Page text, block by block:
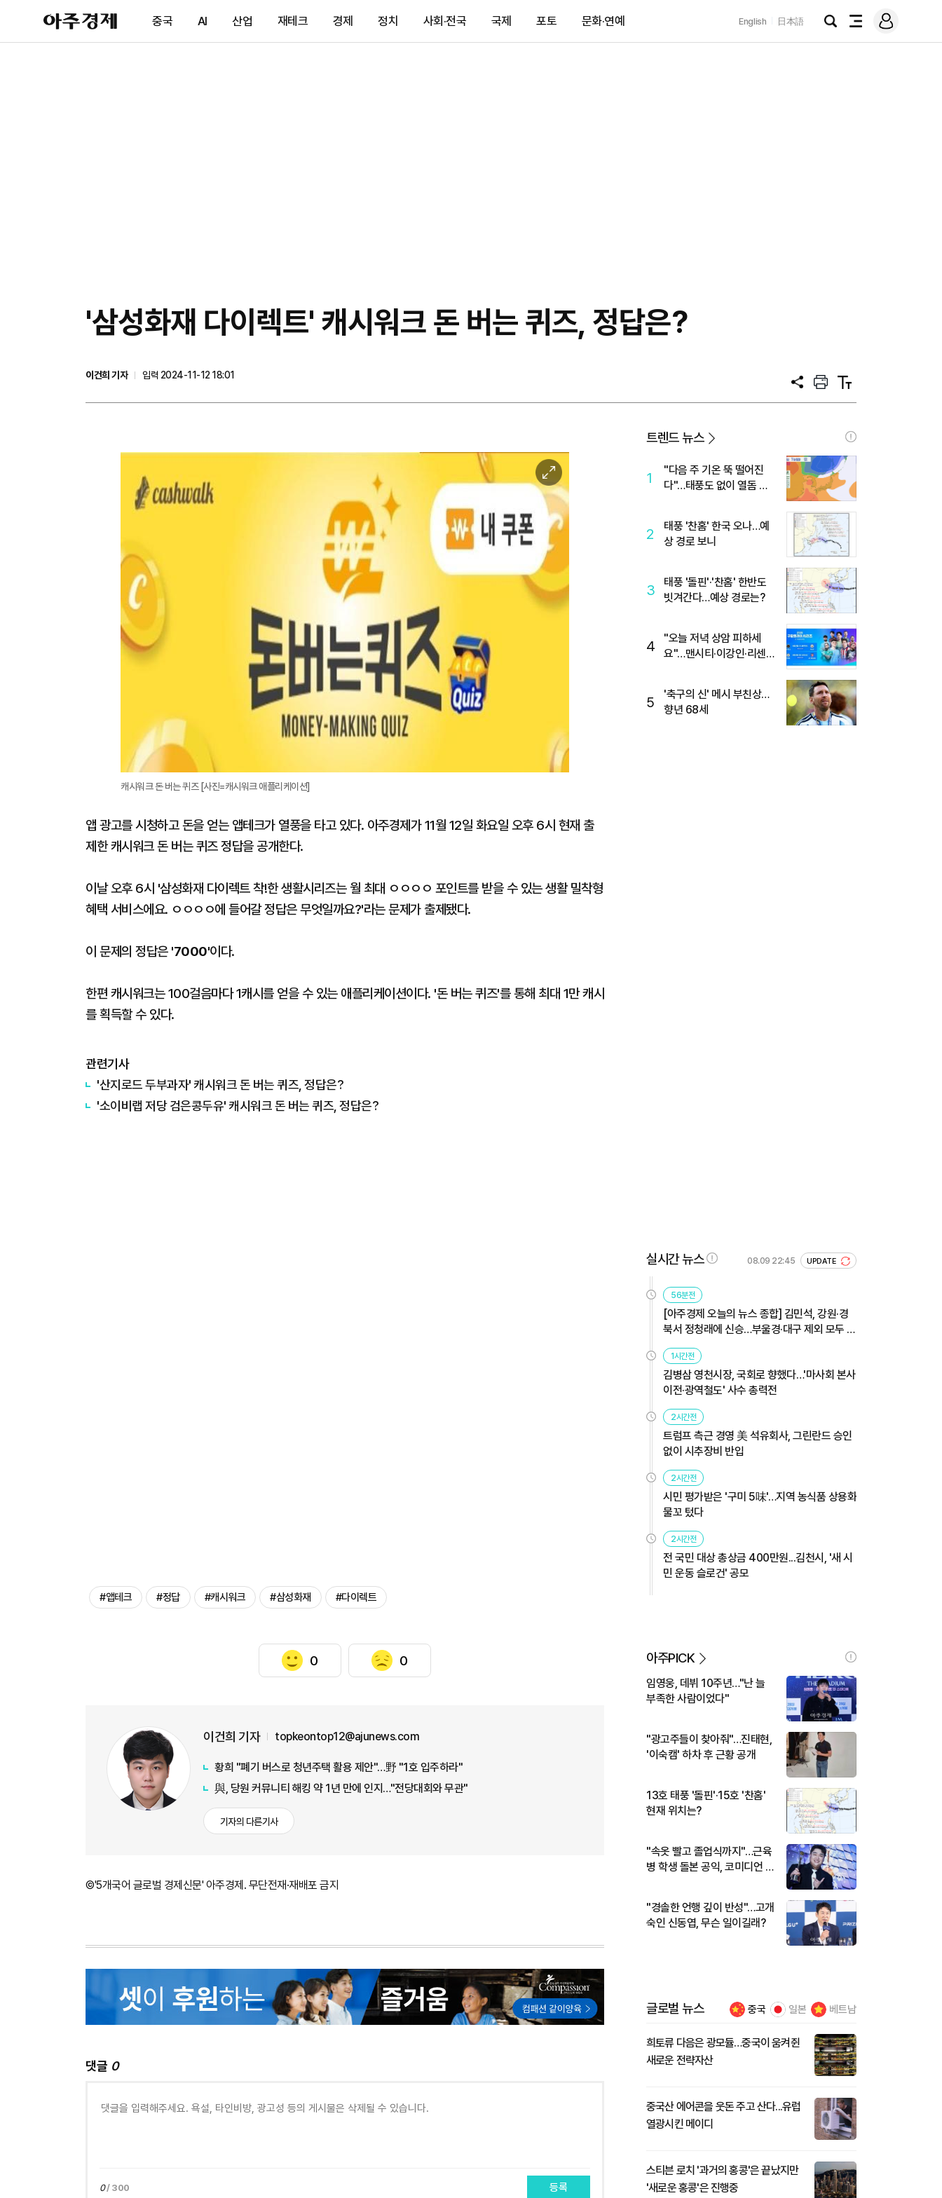
아
주
제
중국 AI 산업 재테크 경제 정치 사회·전국 국제 포토 문화·연예 English 日本語
검
전
메
그
'삼성화재 다이렉트' 캐시워크 돈 버는 퀴즈, 정답은?
이건희 기자
입력 2024-11-12 18:01
공
프
트
텍
트
이
미
지
대
캐시워크 돈 버는 퀴즈 [사진=캐시워크 애플리케이션]
앱 광고를 시청하고 돈을 얻는 앱테크가 열풍을 타고 있다. 아주경제가 11월 12일 화요일 오후 6시 현재 출
제한 캐시워크 돈 버는 퀴즈 정답을 공개한다.
이날 오후 6시 '삼성화재 다이렉트 착!한 생활시리즈는 월 최대 ㅇㅇㅇㅇ 포인트를 받을 수 있는 생활 밀착형
혜택 서비스에요. ㅇㅇㅇㅇ에 들어갈 정답은 무엇일까요?'라는 문제가 출제됐다.
이 문제의 정답은 '7000'이다.
한편 캐시워크는 100걸음마다 1캐시를 얻을 수 있는 애플리케이션이다. '돈 버는 퀴즈'를 통해 최대 1만 캐시
를 획득할 수 있다.
관련기사
'산지로드 두부과자' 캐시워크 돈 버는 퀴즈, 정답은?
'소이비랩 저당 검은콩두유' 캐시워크 돈 버는 퀴즈, 정답은?
#앱테크 #정답 #캐시워크 #삼성화재 #다이렉트
0 0
이건희 기자 topkeontop12@ajunews.com
황희 "폐기 버스로 청년주택 활용 제안"…野 "1호 입주하라"
與, 당원 커뮤니티 해킹 약 1년 만에 인지…"전당대회와 무관"
기자의 다른기사
©'5개국어 글로벌 경제신문' 아주경제. 무단전재·재배포 금지
댓글 0
0/ 300 등록
트렌드 뉴스
1
"다음 주 기온 뚝 떨어진
다"…태풍도 없이 열돔 박
2
태풍 '찬홈' 한국 오나…예
상 경로 보니
3
태풍 '돌핀'·'찬홈' 한반도
빗겨간다…예상 경로는?
4
"오늘 저녁 상암 피하세
요"…맨시티·이강인·리센느
5
'축구의 신' 메시 부친상…
향년 68세
실시간 뉴스 08.09 22:45 UPDATE
56분전
[아주경제 오늘의 뉴스 종합] 김민석, 강원·경
북서 정청래에 신승…부울경·대구 제외 모두 웃
었다 外
1시간전
김병삼 영천시장, 국회로 향했다…'마사회 본사
이전·광역철도' 사수 총력전
2시간전
트럼프 측근 경영 美 석유회사, 그린란드 승인
없이 시추장비 반입
2시간전
시민 평가받은 '구미 5味'…지역 농식품 상용화
물꼬 텄다
2시간전
전 국민 대상 총상금 400만원...김천시, '새 시
민 운동 슬로건' 공모
아주PICK
임영웅, 데뷔 10주년…"난 늘
부족한 사람이었다"
"광고주들이 찾아줘"…진태현,
'이숙캠' 하차 후 근황 공개
13호 태풍 '돌핀'·15호 '찬홈'
현재 위치는?
"속옷 빨고 졸업식까지"…근육
병 학생 돌본 공익, 코미디언 김
"경솔한 언행 깊이 반성"…고개
숙인 신동엽, 무슨 일이길래?
글로벌 뉴스 중국 일본 베트남
희토류 다음은 광모듈…중국이 움켜쥔
새로운 전략자산
중국산 에어콘을 웃돈 주고 산다...유럽
열광시킨 메이디
스티븐 로치 '과거의 홍콩'은 끝났지만
'새로운 홍콩'은 진행중